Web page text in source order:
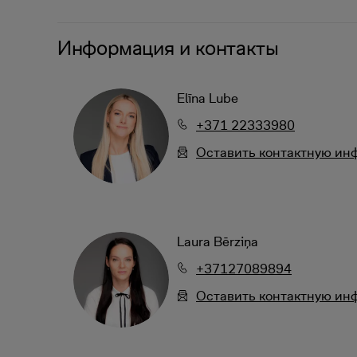
Информация и контакты
Elīna Lube
+371 22333980
Oставить контактную
Laura Bērziņa
+37127089894
Oставить контактную